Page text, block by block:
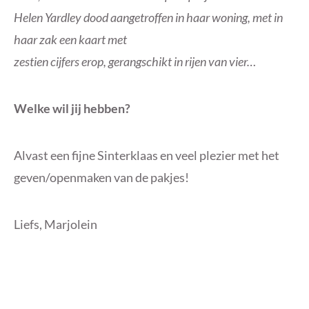
Helen Yardley dood aangetroffen in haar woning, met in
haar zak een kaart met
zestien cijfers erop, gerangschikt in rijen van vier…
Welke wil jij hebben?
Alvast een fijne Sinterklaas en veel plezier met het
geven/openmaken van de pakjes!
Liefs, Marjolein